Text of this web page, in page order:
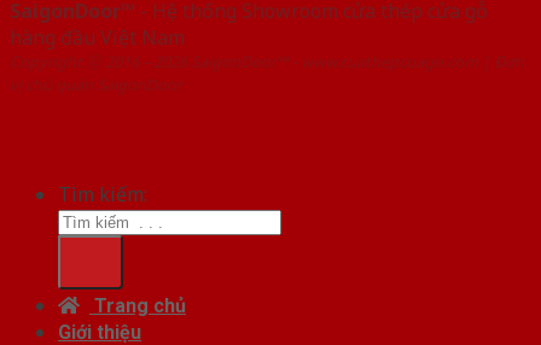
SaigonDoor™ - Hệ thống Showroom cửa thép cửa gỗ
hàng đầu Việt Nam
Copyright ⓒ 2016 – 2026 SaigonDoor™ - www.cuathepcuago.com | Đơn
vị chủ quản SaigonDoor
Tìm kiếm:
Trang chủ
Giới thiệu